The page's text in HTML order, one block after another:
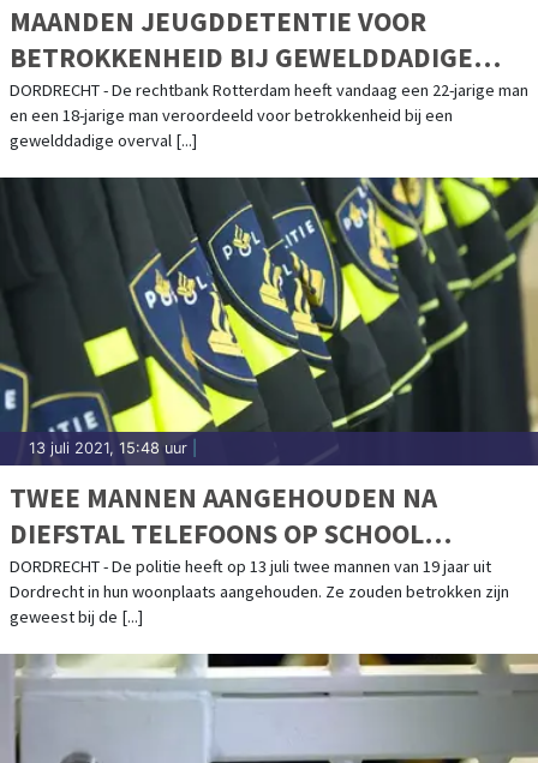
MAANDEN JEUGDDETENTIE VOOR
BETROKKENHEID BIJ GEWELDDADIGE
OVERVAL
DORDRECHT - De rechtbank Rotterdam heeft vandaag een 22-jarige man
en een 18-jarige man veroordeeld voor betrokkenheid bij een
gewelddadige overval [...]
13 juli 2021, 15:48 uur
TWEE MANNEN AANGEHOUDEN NA
DIEFSTAL TELEFOONS OP SCHOOL
DORDRECHT
DORDRECHT - De politie heeft op 13 juli twee mannen van 19 jaar uit
Dordrecht in hun woonplaats aangehouden. Ze zouden betrokken zijn
geweest bij de [...]